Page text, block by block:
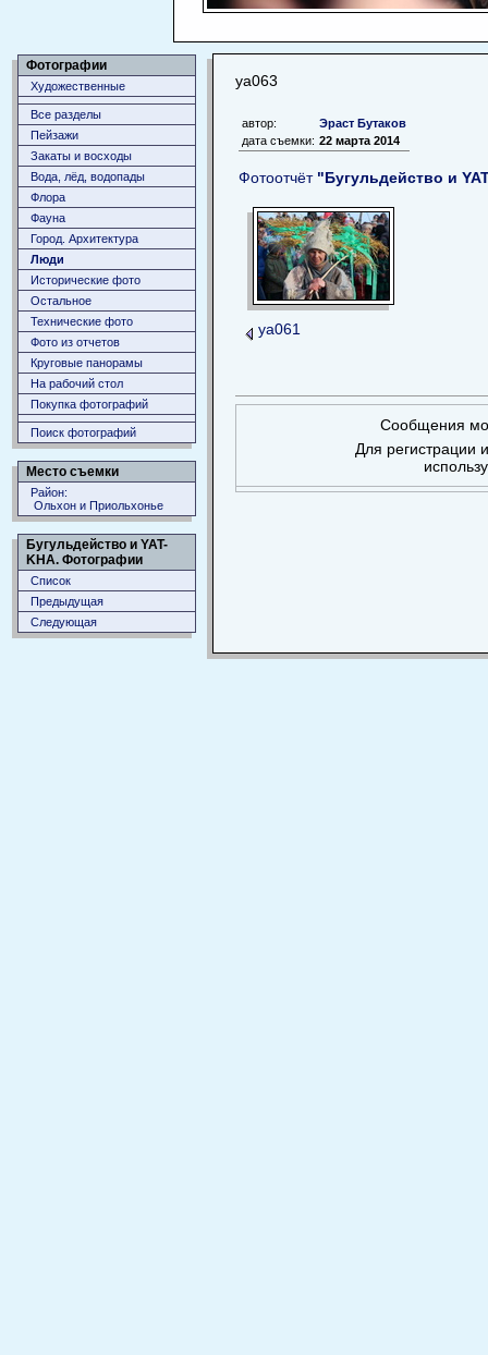
Фотографии
Художественные
Все разделы
Пейзажи
Закаты и восходы
Вода, лёд, водопады
Флора
Фауна
Город. Архитектура
Люди
Исторические фото
Остальное
Технические фото
Фото из отчетов
Круговые панорамы
На рабочий стол
Покупка фотографий
Поиск фотографий
Место съемки
Район:
Ольхон и Приольхонье
Бугульдейство и YAT-
KHA. Фотографии
Список
Предыдущая
Следующая
уа063
автор:
Эраст Бутаков
дата съемки: 22 марта 2014
Фотоотчёт "Бугульдейство и
уа061
Сообщения
Для регистрации